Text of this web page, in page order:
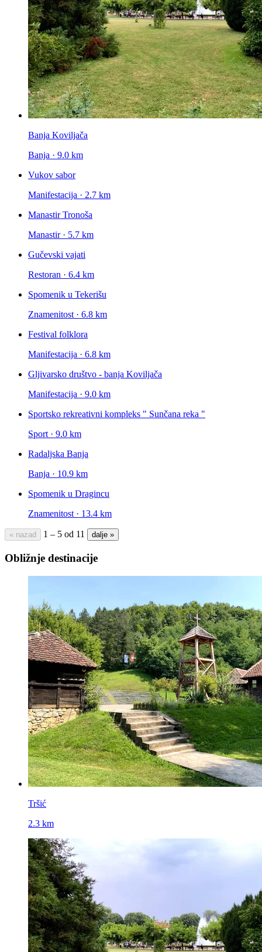
Banja Koviljača
Banja · 9.0 km
Vukov sabor
Manifestacija · 2.7 km
Manastir Tronoša
Manastir · 5.7 km
Gučevski vajati
Restoran · 6.4 km
Spomenik u Tekerišu
Znamenitost · 6.8 km
Festival folklora
Manifestacija · 6.8 km
Gljivarsko društvo - banja Koviljača
Manifestacija · 9.0 km
Sportsko rekreativni kompleks " Sunčana reka "
Sport · 9.0 km
Radaljska Banja
Banja · 10.9 km
Spomenik u Dragincu
Znamenitost · 13.4 km
« nazad 1 – 5 od 11 dalje »
Obližnje destinacije
Tršić
2.3 km